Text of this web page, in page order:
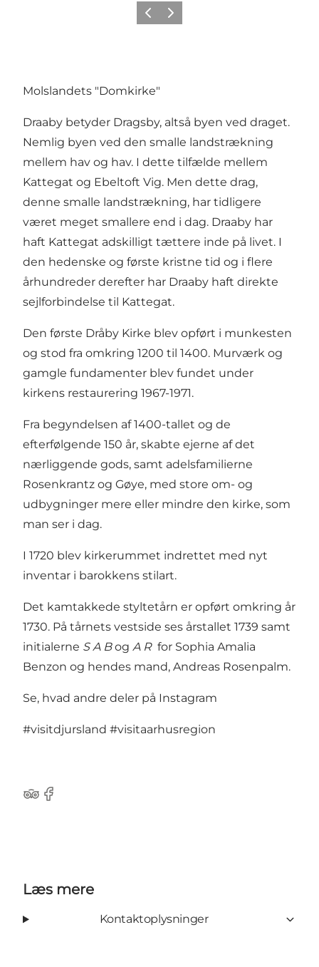
ForrigeNæste
Molslandets "Domkirke"
Draaby betyder Dragsby, altså byen ved draget.
Nemlig byen ved den smalle landstrækning
mellem hav og hav. I dette tilfælde mellem
Kattegat og Ebeltoft Vig. Men dette drag,
denne smalle landstrækning, har tidligere
været meget smallere end i dag. Draaby har
haft Kattegat adskilligt tættere inde på livet. I
den hedenske og første kristne tid og i flere
århundreder derefter har Draaby haft direkte
sejlforbindelse til Kattegat.
Den første Dråby Kirke blev opført i munkesten
og stod fra omkring 1200 til 1400. Murværk og
gamgle fundamenter blev fundet under
kirkens restaurering 1967-1971.
Fra begyndelsen af 1400-tallet og de
efterfølgende 150 år, skabte ejerne af det
nærliggende gods, samt adelsfamilierne
Rosenkrantz og Gøye, med store om- og
udbygninger mere eller mindre den kirke, som
man ser i dag.
I 1720 blev kirkerummet indrettet med nyt
inventar i barokkens stilart.
Det kamtakkede styltetårn er opført omkring år
1730. På tårnets vestside ses årstallet 1739 samt
initialerne S A Bog A Rfor Sophia Amalia
Benzon og hendes mand, Andreas Rosenpalm.
Se, hvad andre deler på Instagram
#visitdjursland #visitaarhusregion
TripAdvisor
Facebook
Læs mere
Kontaktoplysninger